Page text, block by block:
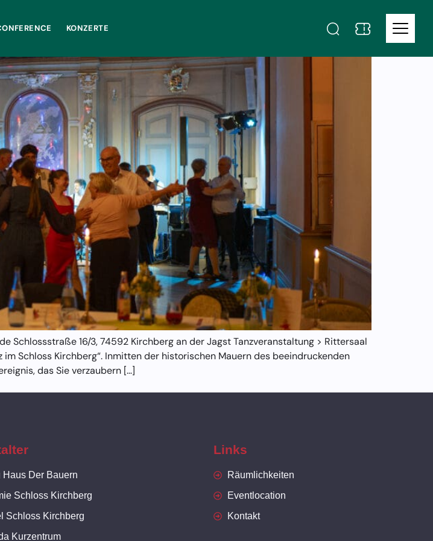
KONZERTE
Schlossstraße 16/3, 74592 Kirchberg an der Jagst Tanzveranstaltung > Rittersaal
Schloss Kirchberg“. Inmitten der historischen Mauern des beeindruckenden
das Sie verzaubern […]
Haus Der Bauern
Schloss Kirchberg
Schloss Kirchberg
Kurzentrum
Links
Räumlichkeiten
Eventlocation
Kontakt